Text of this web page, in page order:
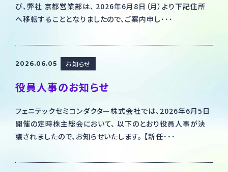
び、弊社 京都営業部は、 2026年6月8日（月）より下記住所
へ移転することとなりましたので、ご案内申し･･･
2026.06.05 お知らせ
役員人事のお知らせ
フェニテックセミコンダクター株式会社では、2026年6月5日
開催の定時株主総会において、 以下のとおり役員人事が決
議されましたので、お知らせいたします。 【新任･･･